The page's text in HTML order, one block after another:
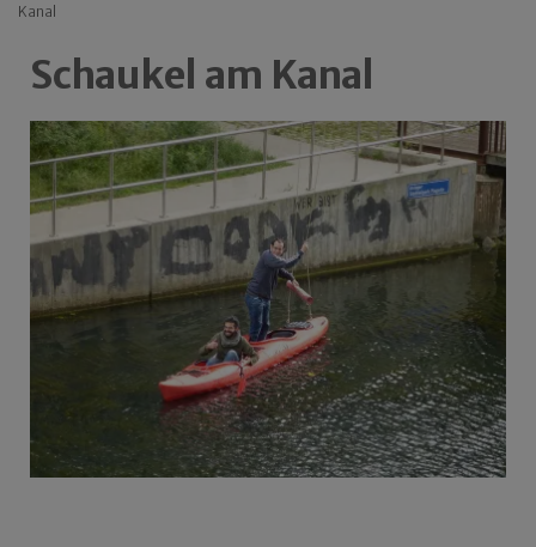
Kanal
Schaukel am Kanal